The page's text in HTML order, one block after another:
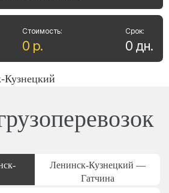
Стоимость:
0 р.
Срок:
0 дн.
Ленинск-Кузнецкий —
Гатчина